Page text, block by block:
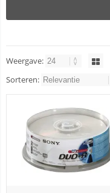
Weergave:
Sorteren: